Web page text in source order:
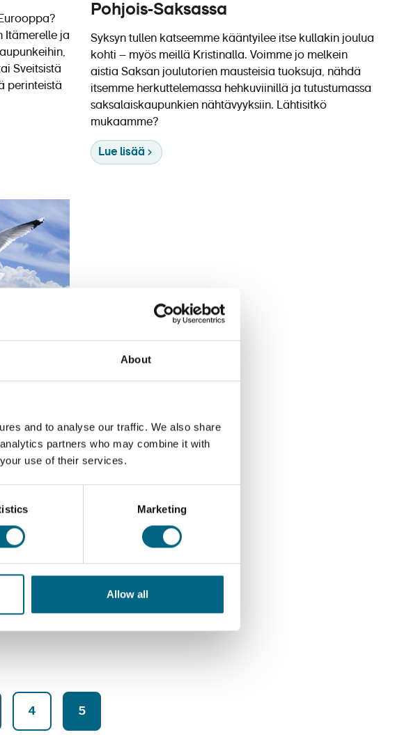
About
and to analyse our traffic. We also share
partners who may combine it with
use of their services.
Marketing
Allow all
Itämerelle ja
Sveitsistä
perinteistä
Pohjois-Saksassa
Syksyn tullen katseemme kääntyilee itse kullakin joulua
kohti – myös meillä Kristinalla. Voimme jo melkein
aistia Saksan joulutorien mausteisia tuoksuja, nähdä
itsemme herkuttelemassa hehkuviinillä ja tutustumassa
saksalaiskaupunkien nähtävyyksiin. Lähtisitkö
mukaamme?
Lue lisää
edessä. Et
miten
on
4 5